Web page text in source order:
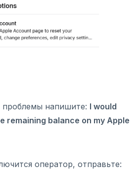
проблемы напишите: I would
remaining balance on my Apple
оператор, отправьте: